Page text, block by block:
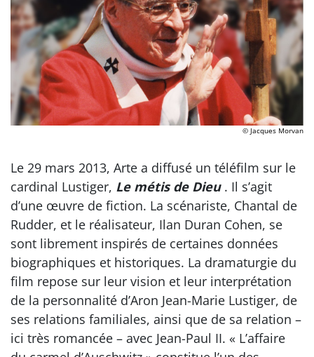
© Jacques Morvan
Le 29 mars 2013, Arte a diffusé un téléfilm sur le
cardinal Lustiger, Le métis de Dieu . Il s’agit
d’une œuvre de fiction. La scénariste, Chantal de
Rudder, et le réalisateur, Ilan Duran Cohen, se
sont librement inspirés de certaines données
biographiques et historiques. La dramaturgie du
film repose sur leur vision et leur interprétation
de la personnalité d’Aron Jean-Marie Lustiger, de
ses relations familiales, ainsi que de sa relation –
ici très romancée – avec Jean-Paul II. « L’affaire